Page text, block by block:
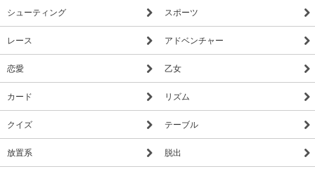
シューティング スポーツ
レース アドベンチャー
恋愛 乙女
カード リズム
クイズ テーブル
放置系 脱出